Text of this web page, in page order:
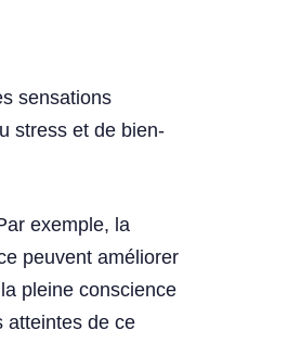
sensations
stress et de bien-
exemple, la
peuvent améliorer
pleine conscience
atteintes de ce